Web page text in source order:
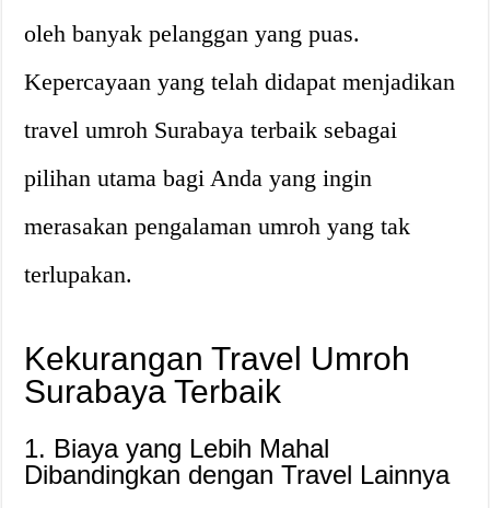
oleh banyak pelanggan yang puas.
Kepercayaan yang telah didapat menjadikan
travel umroh Surabaya terbaik sebagai
pilihan utama bagi Anda yang ingin
merasakan pengalaman umroh yang tak
terlupakan.
Kekurangan Travel Umroh
Surabaya Terbaik
1. Biaya yang Lebih Mahal
Dibandingkan dengan Travel Lainnya